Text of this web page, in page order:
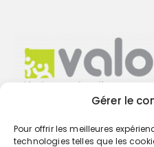
Gérer le
Pour offrir les meilleures
technologies telles que les
Trouvez